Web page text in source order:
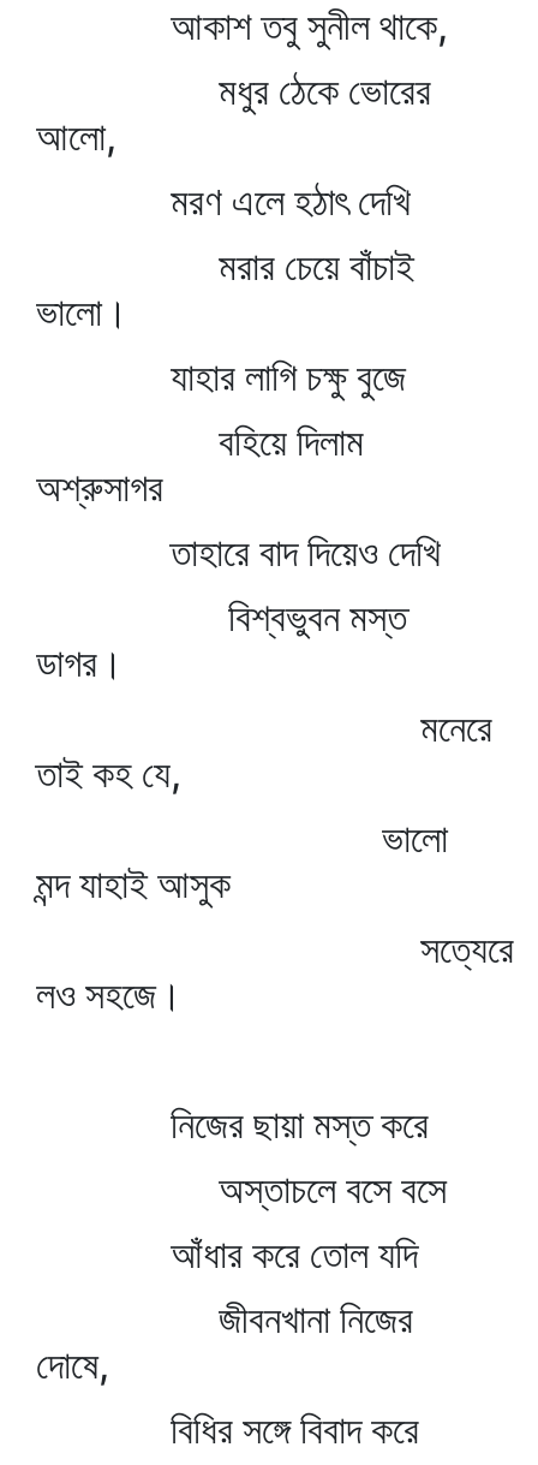
আকাশ তবু সুনীল থাকে,
মধুর ঠেকে ভোরের
আলো,
মরণ এলে হঠাৎ দেখি
মরার চেয়ে বাঁচাই
ভালো।
যাহার লাগি চক্ষু বুজে
বহিয়ে দিলাম
অশ্রুসাগর
তাহারে বাদ দিয়েও দেখি
বিশ্বভুবন মস্ত
ডাগর।
মনেরে
তাই কহ যে,
ভালো
মন্দ যাহাই আসুক
সত্যেরে
লও সহজে।
নিজের ছায়া মস্ত করে
অস্তাচলে বসে বসে
আঁধার করে তোল যদি
জীবনখানা নিজের
দোষে,
বিধির সঙ্গে বিবাদ করে